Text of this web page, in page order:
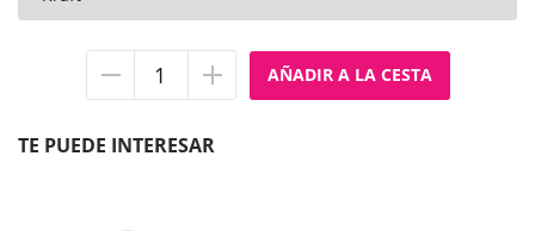
TE PUEDE INTERESAR